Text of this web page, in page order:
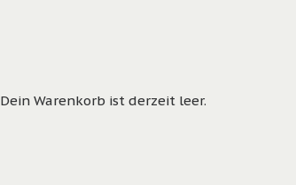
Dein Warenkorb ist derzeit leer.